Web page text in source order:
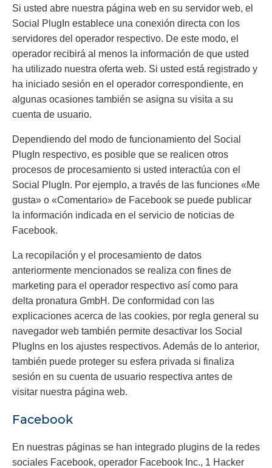
Si usted abre nuestra página web en su servidor web, el
Social PlugIn establece una conexión directa con los
servidores del operador respectivo. De este modo, el
operador recibirá al menos la información de que usted
ha utilizado nuestra oferta web. Si usted está registrado y
ha iniciado sesión en el operador correspondiente, en
algunas ocasiones también se asigna su visita a su
cuenta de usuario.
Dependiendo del modo de funcionamiento del Social
PlugIn respectivo, es posible que se realicen otros
procesos de procesamiento si usted interactúa con el
Social PlugIn. Por ejemplo, a través de las funciones «Me
gusta» o «Comentario» de Facebook se puede publicar
la información indicada en el servicio de noticias de
Facebook.
La recopilación y el procesamiento de datos
anteriormente mencionados se realiza con fines de
marketing para el operador respectivo así como para
delta pronatura GmbH. De conformidad con las
explicaciones acerca de las cookies, por regla general su
navegador web también permite desactivar los Social
PlugIns en los ajustes respectivos. Además de lo anterior,
también puede proteger su esfera privada si finaliza
sesión en su cuenta de usuario respectiva antes de
visitar nuestra página web.
Facebook
En nuestras páginas se han integrado plugins de la redes
sociales Facebook, operador Facebook Inc., 1 Hacker